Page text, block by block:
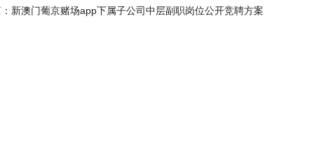
新澳门葡京赌场app下属子公司中层副职岗位公开竞聘方案